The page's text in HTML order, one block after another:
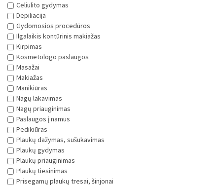
Celiulito gydymas
Depiliacija
Gydomosios procedūros
Ilgalaikis kontūrinis makiažas
Kirpimas
Kosmetologo paslaugos
Masažai
Makiažas
Manikiūras
Nagų lakavimas
Nagų priauginimas
Paslaugos į namus
Pedikiūras
Plaukų dažymas, sušukavimas
Plaukų gydymas
Plaukų priauginimas
Plaukų tiesinimas
Prisegamų plaukų tresai, šinjonai